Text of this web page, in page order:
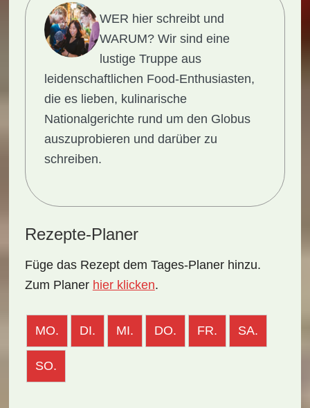
WER hier schreibt und
WARUM?Wir sind eine
lustige Truppe aus
leidenschaftlichen Food-Enthusiasten,
die es lieben, kulinarische
Nationalgerichte rund um den Globus
auszuprobieren und darüber zu
schreiben.
Rezepte-Planer
Füge das Rezept dem Tages-Planer hinzu.
Zum Planer hier klicken.
MO. DI. MI. DO. FR. SA.
SO.